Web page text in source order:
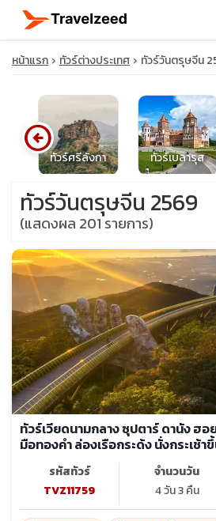
travel_explore
calendar_month
search
หน้าแรก ทัวร์ต่างประเทศ ทัวร์วันตรุษจีน
ทัวร์ศรีลังกา ทัวร์เบลารุส
arrow_circle_left
ทัวร์วันตรุษจีน 2569
(แสดงผล 201 รายการ)
ทัวร์เวียดนามกลาง ซุปตาร์ ดานัง ฮ
มือทองคำ ล่องเรือกระด้ง นั่งกระเช้
รหัสทัวร์
TVZ11759
จำนวนวัน
4 วัน 3 คืน